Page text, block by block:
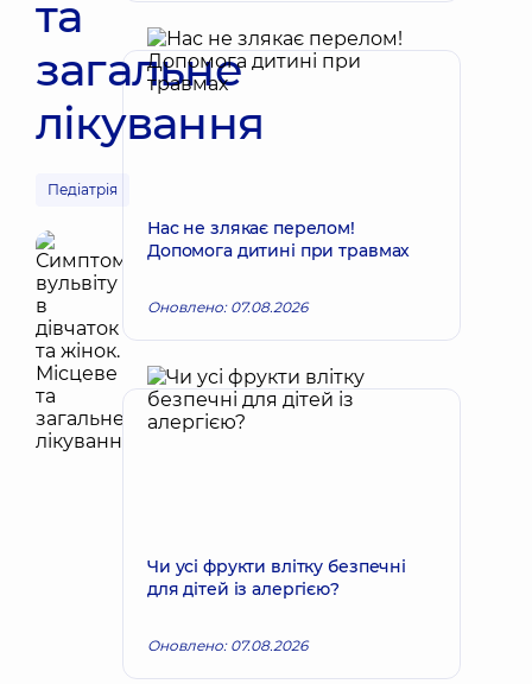
та
загальне
лікування
Педіатрія
Нас не злякає перелом!
Допомога дитині при травмах
Оновлено: 07.08.2026
Чи усі фрукти влітку безпечні
для дітей із алергією?
Оновлено: 07.08.2026